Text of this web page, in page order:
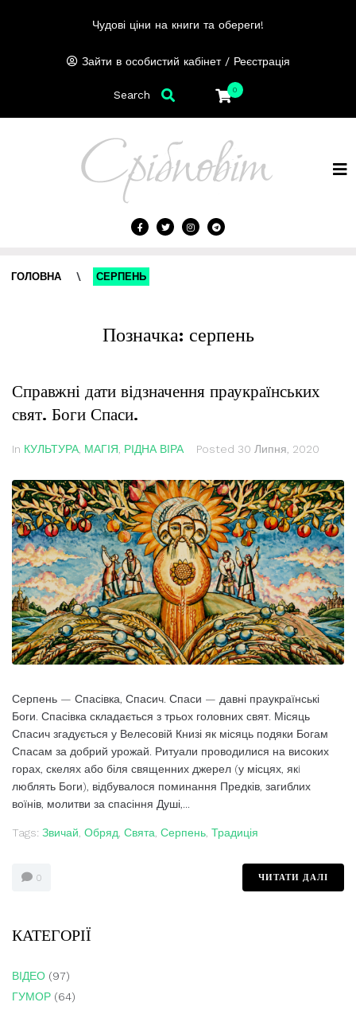
Чудові ціни на книги та обереги!
Зайти в особистий кабінет / Реєстрація
0
Search
ГОЛОВНА \ СЕРПЕНЬ
Позначка: серпень
Справжні дати відзначення праукраїнських
свят. Боги Спаси.
In КУЛЬТУРА МАГІЯ РІДНА ВІРА Posted 30 Липня, 2020
Серпень — Спасівка, Спасич. Спаси — давні праукраїнські
Боги. Спасівка складається з трьох головних свят. Місяць
Спасич згадується у Велесовій Книзі як місяць подяки Богам
Спасам за добрий урожай. Ритуали проводилися на високих
горах, скелях або біля священних джерел (у місцях, якi
люблять Боги), відбувалося поминання Предків, загиблих
воїнів, молитви за спасіння Душі,...
Tags: Звичай, Обряд, Свята, Серпень, Традиція
0 ЧИТАТИ ДАЛІ
КАТЕГОРІЇ
ВІДЕО (97)
ГУМОР (64)